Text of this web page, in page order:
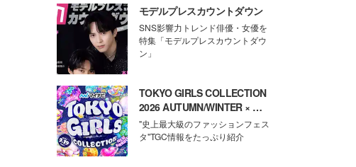
モデルプレスカウントダウン
SNS影響力トレンド俳優・女優を
特集「モデルプレスカウントダウ
ン」
TOKYO GIRLS COLLECTION
2026 AUTUMN/WINTER × モ
デルプレス
"史上最大級のファッションフェス
タ"TGC情報をたっぷり紹介